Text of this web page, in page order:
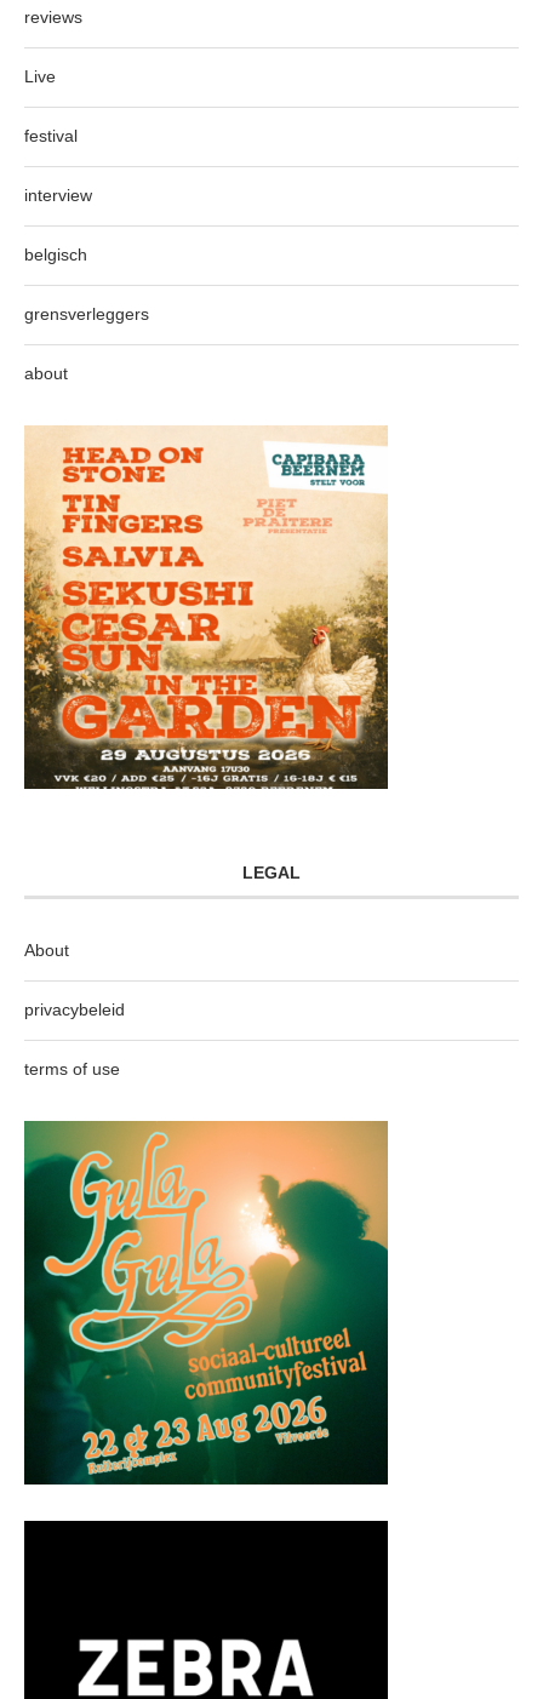
reviews
Live
festival
interview
belgisch
grensverleggers
about
LEGAL
About
privacybeleid
terms of use